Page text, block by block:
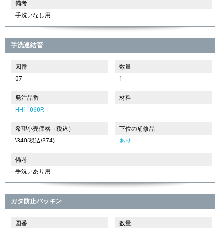
備考
手洗いなし用
手洗連結管
図番
07
数量
1
発注品番
HH11060R
材料
希望小売価格（税込）
\340(税込\374)
下位の補修品
あり
備考
手洗いあり用
ガタ防止パッキン
図番
数量